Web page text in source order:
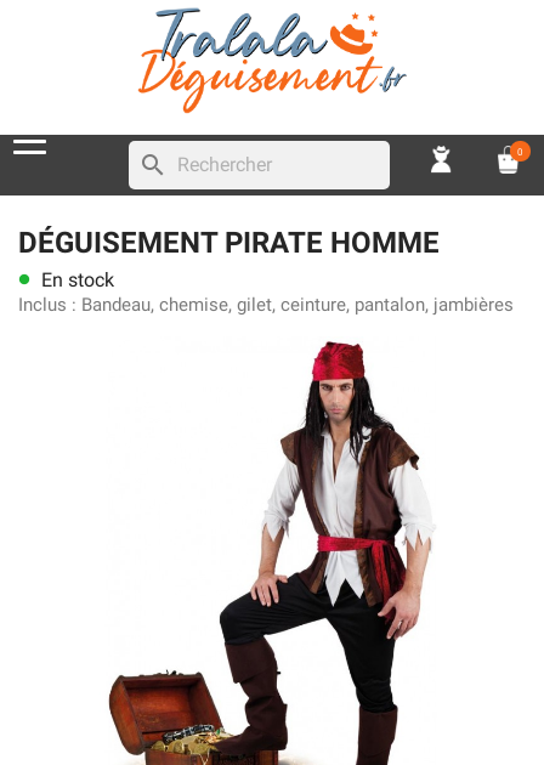
search 0
DÉGUISEMENT PIRATE HOMME
lens En stock
Inclus : Bandeau, chemise, gilet, ceinture, pantalon, jambières